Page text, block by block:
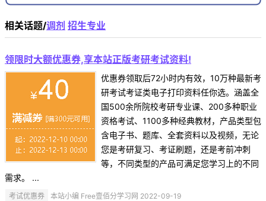
相关话题/调剂 招生专业
领限时大额优惠券,享本站正版考研考试资料!
优惠券领取后72小时内有效，10万种最新考
研考试考证类电子打印资料任你选。涵盖全
国500余所院校考研专业课、200多种职业
资格考试、1100多种经典教材，产品类型包
含电子书、题库、全套资料以及视频，无论
您是考研复习、考证刷题，还是考前冲刺
等，不同类型的产品可满足您学习上的不同
需求。 ...
考试优惠券 本站小编 Free壹佰分学习网 2022-09-19